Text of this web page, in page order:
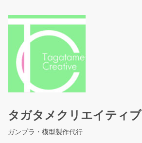
タガタメクリエイティブ
ガンプラ・模型製作代行